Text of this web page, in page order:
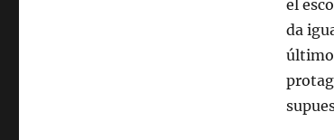
el
da
último